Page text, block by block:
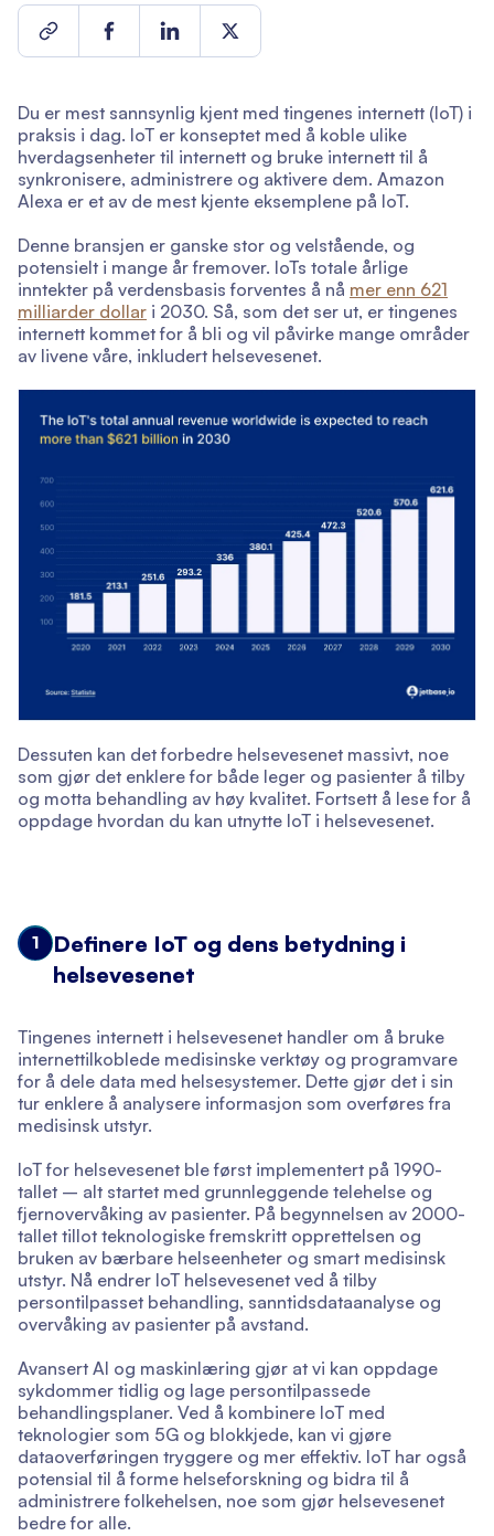
Du er mest sannsynlig kjent med tingenes internett (IoT) i
praksis i dag. IoT er konseptet med å koble ulike
hverdagsenheter til internett og bruke internett til å
synkronisere, administrere og aktivere dem. Amazon
Alexa er et av de mest kjente eksemplene på IoT.
Denne bransjen er ganske stor og velstående, og
potensielt i mange år fremover. IoTs totale årlige
inntekter på verdensbasis forventes å nå mer enn 621
milliarder dollar i 2030. Så, som det ser ut, er tingenes
internett kommet for å bli og vil påvirke mange områder
av livene våre, inkludert helsevesenet.
Dessuten kan det forbedre helsevesenet massivt, noe
som gjør det enklere for både leger og pasienter å tilby
og motta behandling av høy kvalitet. Fortsett å lese for å
oppdage hvordan du kan utnytte IoT i helsevesenet.
1
Definere IoT og dens betydning i
helsevesenet
Tingenes internett i helsevesenet handler om å bruke
internettilkoblede medisinske verktøy og programvare
for å dele data med helsesystemer. Dette gjør det i sin
tur enklere å analysere informasjon som overføres fra
medisinsk utstyr.
IoT for helsevesenet ble først implementert på 1990-
tallet – alt startet med grunnleggende telehelse og
fjernovervåking av pasienter. På begynnelsen av 2000-
tallet tillot teknologiske fremskritt opprettelsen og
bruken av bærbare helseenheter og smart medisinsk
utstyr. Nå endrer IoT helsevesenet ved å tilby
persontilpasset behandling, sanntidsdataanalyse og
overvåking av pasienter på avstand.
Avansert AI og maskinlæring gjør at vi kan oppdage
sykdommer tidlig og lage persontilpassede
behandlingsplaner. Ved å kombinere IoT med
teknologier som 5G og blokkjede, kan vi gjøre
dataoverføringen tryggere og mer effektiv. IoT har også
potensial til å forme helseforskning og bidra til å
administrere folkehelsen, noe som gjør helsevesenet
bedre for alle.